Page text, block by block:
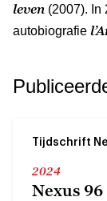
leven (2007). In
autobiografie
Tijdschrift
2024
Nexus 96